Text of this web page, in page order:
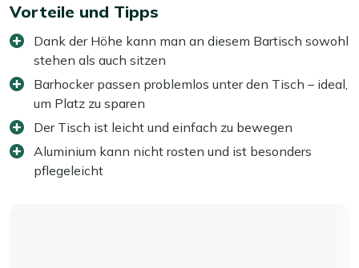
Vorteile und Tipps
Dank der Höhe kann man an diesem Bartisch sowohl
stehen als auch sitzen
Barhocker passen problemlos unter den Tisch – ideal,
um Platz zu sparen
Der Tisch ist leicht und einfach zu bewegen
Aluminium kann nicht rosten und ist besonders
pflegeleicht